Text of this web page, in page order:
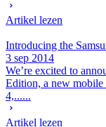
Artikel lezen
Introducing the
3 sep 2014
We’re excited to
Edition, a new mobile
4,......
Artikel lezen